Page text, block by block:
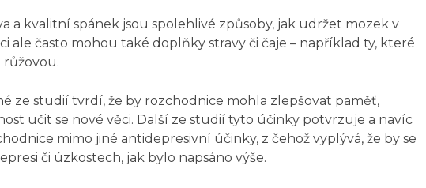
a kvalitní spánek jsou spolehlivé způsoby, jak udržet mozek v
ale často mohou také doplňky stravy či čaje – například ty, které
ze studií tvrdí, že by rozchodnice mohla zlepšovat paměť,
učit se nové věci. Další ze studií tyto účinky potvrzuje a navíc
mimo jiné antidepresivní účinky, z čehož vyplývá, že by se
či úzkostech, jak bylo napsáno výše.